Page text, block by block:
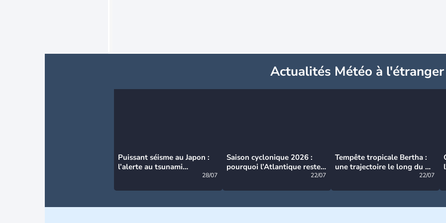
Actualités Météo à l'étranger
Puissant séisme au Japon :
l’alerte au tsunami
28/07
Saison cyclonique 2026 :
pourquoi l’Atlantique reste
22/07
Tempête tropicale Bertha :
une trajectoire le long du du
22/07